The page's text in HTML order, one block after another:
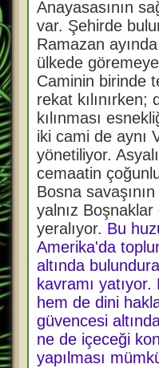
Anayasasının
var. Şehirde
Ramazan
ülkede
Caminin birinde
rekat
kılınması
iki cami de aynı
yönetiliyor.
cemaatin
Bosna
yalnız Boşnaklar
yeralıyor. Bu
Amerika'da
altında
kavramı
hem de dini
güvencesi
ne de içeceği
yapılması